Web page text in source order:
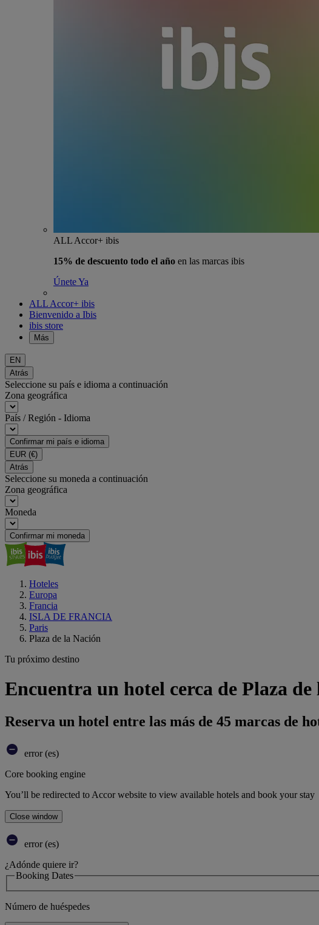
ALL Accor+ ibis
15% de descuento todo el año en las marcas ibis
Únete Ya
ALL Accor+ ibis
Bienvenido a Ibis
ibis store
Más
EN
Atrás
Seleccione su país e idioma a continuación
Zona geográfica
País / Región - Idioma
Confirmar mi país e idioma
EUR (€)
Atrás
Seleccione su moneda a continuación
Zona geográfica
Moneda
Confirmar mi moneda
Hoteles
Europa
Francia
ISLA DE FRANCIA
Paris
Plaza de la Nación
Tu próximo destino
Encuentra un hotel cerca de Plaza
Reserva un hotel entre las más de 45 marcas de
error (es)
Core booking engine
You’ll be redirected to Accor website to view available hotels and book your stay
Close window
error (es)
¿Adónde quiere ir?
Booking Dates
Número de huéspedes